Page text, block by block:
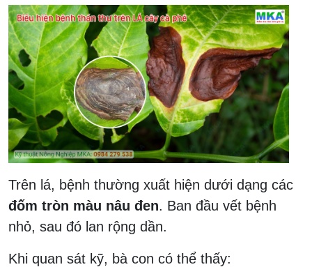
Trên lá, bệnh thường xuất hiện dưới dạng các
đốm tròn màu nâu đen. Ban đầu vết bệnh
nhỏ, sau đó lan rộng dần.
Khi quan sát kỹ, bà con có thể thấy: